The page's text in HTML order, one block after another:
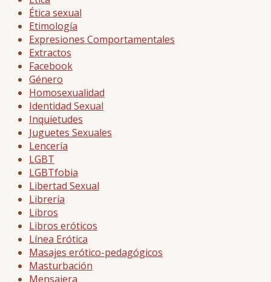
Ética sexual
Etimología
Expresiones Comportamentales
Extractos
Facebook
Género
Homosexualidad
Identidad Sexual
Inquietudes
Juguetes Sexuales
Lencería
LGBT
LGBTfobia
Libertad Sexual
Librería
Libros
Libros eróticos
Línea Erótica
Masajes erótico-pedagógicos
Masturbación
Mensajera